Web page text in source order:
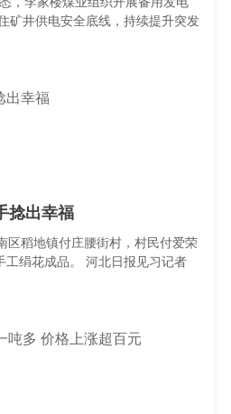
矿井供电安全底线，持续提升突发
捻出幸福
区稻地镇付庄腰街村，村民付爱荣
工绢花成品。 河北日报见习记者